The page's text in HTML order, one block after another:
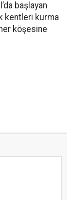
başlayan
kentleri kurma
köşesine